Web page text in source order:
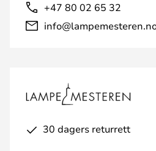
+47 80 02 65 32
30 dagers returrett